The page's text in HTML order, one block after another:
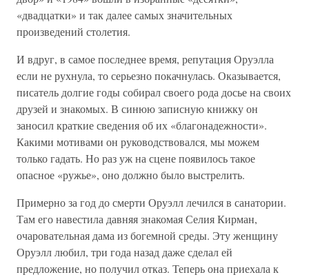
«двадцатки» и так далее самых значительных
произведений столетия.
И вдруг, в самое последнее время, репутация Оруэлла
если не рухнула, то серьезно покачнулась. Оказывается,
писатель долгие годы собирал своего рода досье на своих
друзей и знакомых. В синюю записную книжку он
заносил краткие сведения об их «благонадежности».
Какими мотивами он руководствовался, мы можем
только гадать. Но раз уж на сцене появилось такое
опасное «ружье», оно должно было выстрелить.
Примерно за год до смерти Оруэлл лечился в санатории.
Там его навестила давняя знакомая Селия Кирман,
очаровательная дама из богемной среды. Эту женщину
Оруэлл любил, три года назад даже сделал ей
предложение, но получил отказ. Теперь она приехала к